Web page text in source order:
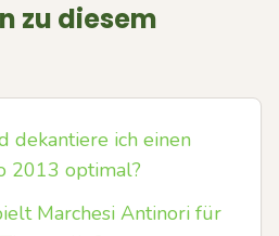
zu diesem
dekantiere ich einen
2013 optimal?
Marchesi Antinori für